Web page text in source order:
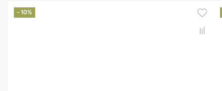
- 10%